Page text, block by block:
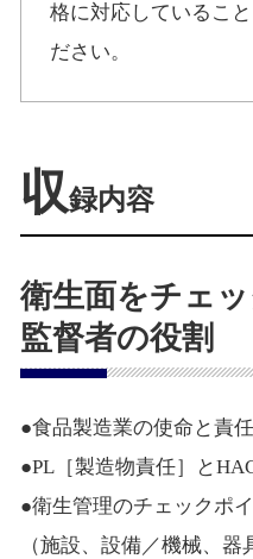
格に対応しているこ
ださい。
収録内容
衛生面をチェ
監督者の役割
●食品製造業の使命と責任
●PL［製造物責任］と
●衛生管理のチェックポ
（施設、設備／機械、